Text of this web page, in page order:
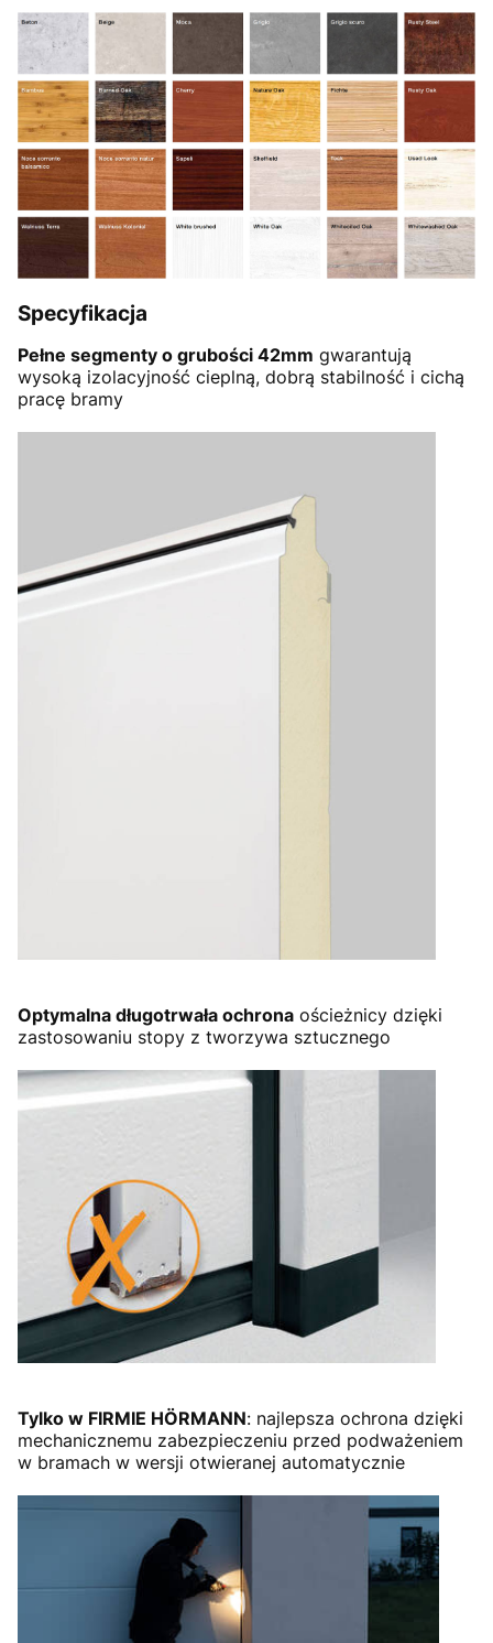
Specyfikacja
Pełne segmenty o grubości 42mm gwarantują
wysoką izolacyjność cieplną, dobrą stabilność i cichą
pracę bramy
Optymalna długotrwała ochrona ościeżnicy dzięki
zastosowaniu stopy z tworzywa sztucznego
Tylko w FIRMIE HÖRMANN: najlepsza ochrona dzięki
mechanicznemu zabezpieczeniu przed podważeniem
w bramach w wersji otwieranej automatycznie